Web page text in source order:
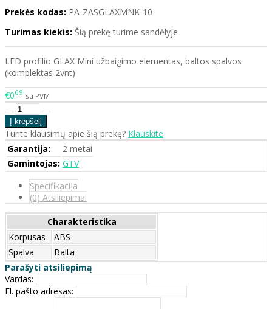
Prekės kodas: PA-ZASGLAXMNK-10
Turimas kiekis: Šią prekę turime sandėlyje
LED profilio GLAX Mini užbaigimo elementas, baltos spalvos
(komplektas 2vnt)
€069 su PVM
Turite klausimų apie šią prekę? Klauskite
Garantija:
2 metai
Gamintojas: GTV
Specifikacija
(0) Atsiliepimai
Charakteristika
Korpusas
ABS
Spalva
Balta
Parašyti atsiliepimą
Vardas:
El. pašto adresas: